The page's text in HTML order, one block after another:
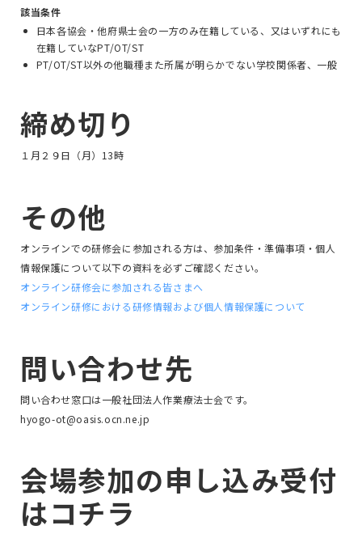
該当条件
日本各協会・他府県士会の一方のみ在籍している、又はいずれにも
在籍していなPT/OT/ST
PT/OT/ST以外の他職種また所属が明らかでない学校関係者、一般
締め切り
１月２９日（月）13時
その他
オンラインでの研修会に参加される方は、参加条件・準備事項・個人
情報保護について以下の資料を必ずご確認ください。
オンライン研修会に参加される皆さまへ
オンライン研修における研修情報および個人情報保護について
問い合わせ先
問い合わせ窓口は一般社団法人作業療法士会です。
hyogo-ot@oasis.ocn.ne.jp
会場参加の申し込み受付
はコチラ